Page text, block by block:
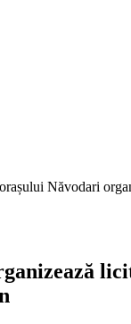
Năvodari